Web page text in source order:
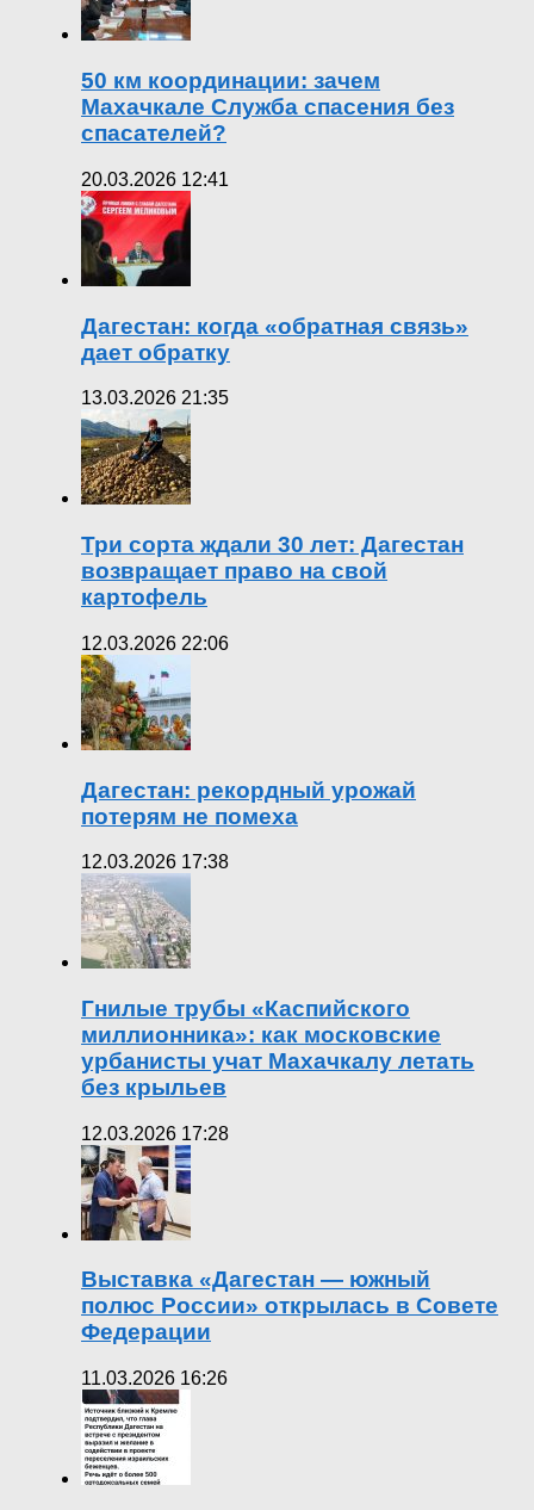
50 км координации: зачем
Махачкале Служба спасения без
спасателей?
20.03.2026 12:41
Дагестан: когда «обратная связь»
дает обратку
13.03.2026 21:35
Три сорта ждали 30 лет: Дагестан
возвращает право на свой
картофель
12.03.2026 22:06
Дагестан: рекордный урожай
потерям не помеха
12.03.2026 17:38
Гнилые трубы «Каспийского
миллионника»: как московские
урбанисты учат Махачкалу летать
без крыльев
12.03.2026 17:28
Выставка «Дагестан — южный
полюс России» открылась в Совете
Федерации
11.03.2026 16:26